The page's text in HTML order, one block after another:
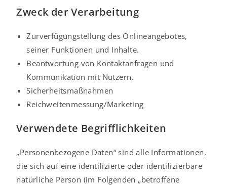
Zweck der Verarbeitung
Zurverfügungstellung des Onlineangebotes,
seiner Funktionen und Inhalte.
Beantwortung von Kontaktanfragen und
Kommunikation mit Nutzern.
Sicherheitsmaßnahmen
Reichweitenmessung/Marketing
Verwendete Begrifflichkeiten
„Personenbezogene Daten“ sind alle Informationen,
die sich auf eine identifizierte oder identifizierbare
natürliche Person (im Folgenden „betroffene